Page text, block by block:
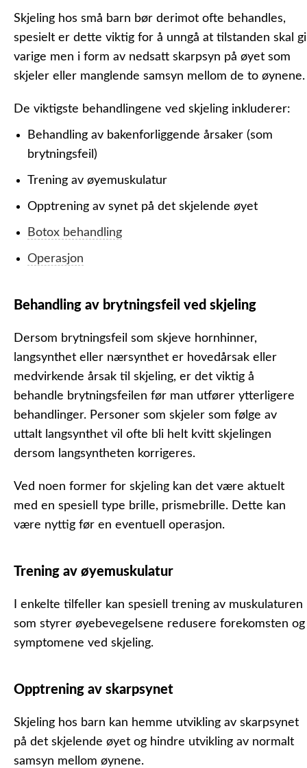
Skjeling hos små barn bør derimot ofte behandles,
spesielt er dette viktig for å unngå at tilstanden skal gi
varige men i form av nedsatt skarpsyn på øyet som
skjeler eller manglende samsyn mellom de to øynene.
De viktigste behandlingene ved skjeling inkluderer:
Behandling av bakenforliggende årsaker (som
brytningsfeil)
Trening av øyemuskulatur
Opptrening av synet på det skjelende øyet
Botox behandling
Operasjon
Behandling av brytningsfeil ved skjeling
Dersom brytningsfeil som skjeve hornhinner,
langsynthet eller nærsynthet er hovedårsak eller
medvirkende årsak til skjeling, er det viktig å
behandle brytningsfeilen før man utfører ytterligere
behandlinger. Personer som skjeler som følge av
uttalt langsynthet vil ofte bli helt kvitt skjelingen
dersom langsyntheten korrigeres.
Ved noen former for skjeling kan det være aktuelt
med en spesiell type brille, prismebrille. Dette kan
være nyttig før en eventuell operasjon.
Trening av øyemuskulatur
I enkelte tilfeller kan spesiell trening av muskulaturen
som styrer øyebevegelsene redusere forekomsten og
symptomene ved skjeling.
Opptrening av skarpsynet
Skjeling hos barn kan hemme utvikling av skarpsynet
på det skjelende øyet og hindre utvikling av normalt
samsyn mellom øynene.